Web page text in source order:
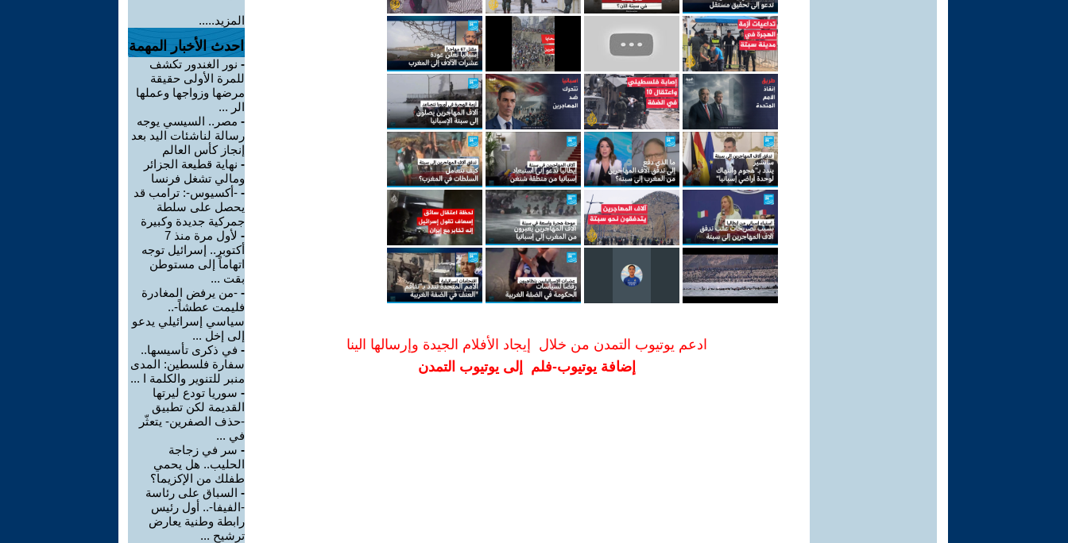
ادعم يوتيوب التمدن من خلال إيجاد الأفلام الجيدة وإرسالها الينا
إضافة يوتيوب-فلم إلى يوتيوب التمدن
المزيد.....
احدث الأخبار المهمة
- نور الغندور تكشف
للمرة الأولى حقيقة
مرضها وزواجها وعملها
الر ...
- مصر.. السيسي يوجه
رسالة لناشئات اليد بعد
إنجاز كأس العالم
- نهاية قطيعة الجزائر
ومالي تشغل فرنسا
- -أكسيوس-: ترامب قد
يحصل على سلطة
جمركية جديدة وكبيرة
-
لأول مرة منذ 7
أكتوبر.. إسرائيل توجه
اتهاماً إلى مستوطن
بقت ...
- -من يرفض المغادرة
فليمت عطشاً-..
سياسي إسرائيلي يدعو
إلى إخل ...
- في ذكرى تأسيسها..
سفارة فلسطين: المدى
منبر للتنوير والكلمة ا ...
- سوريا تودع ليرتها
القديمة لكن تطبيق
-حذف الصفرين- يتعثّر
في ...
- سر في زجاجة
الحليب.. هل يحمي
طفلك من الإكزيما؟
- السباق على رئاسة
-الفيفا-.. أول رئيس
رابطة وطنية يعارض
ترشيح ...